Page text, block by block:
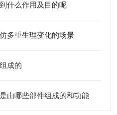
什么作用及目的呢
多重生理变化的场景
成的
由哪些部件组成的和功能